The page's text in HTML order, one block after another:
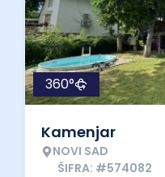
360°
Kamenjar
NOVI SAD
ŠIFRA: #574082